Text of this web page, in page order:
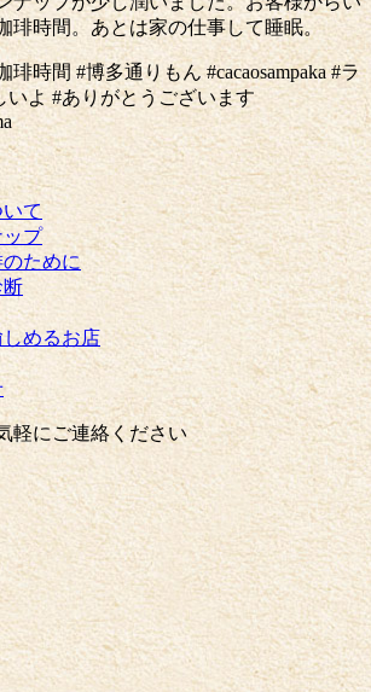
琲時間。あとは家の仕事して睡眠。
琲時間 #博多通りもん #cacaosampaka #ラ
いよ #ありがとうございます
て
プ
ために
断
めるお店
軽にご連絡ください